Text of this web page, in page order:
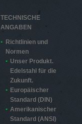
TECHNISCHE
ANGABEN
Richtlinien und
Normen
Unser Produkt.
Edelstahl für die
Zukunft.
Europäischer
Standard (DIN)
Amerikanischer
Standard (ANSI)